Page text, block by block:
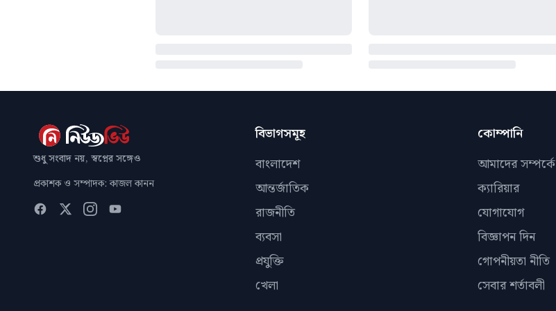
শুধু সংবাদ নয়, স্বপ্নের সঙ্গেও
প্রকাশক ও সম্পাদক: কাজল কানন
বিভাগসমূহ
বাংলাদেশ
আন্তর্জাতিক
রাজনীতি
ব্যবসা
প্রযুক্তি
খেলা
কোম্পানি
আমাদের সম্পর্কে
ক্যারিয়ার
যোগাযোগ
বিজ্ঞাপন দিন
গোপনীয়তা নীতি
সেবার শর্তাবলী